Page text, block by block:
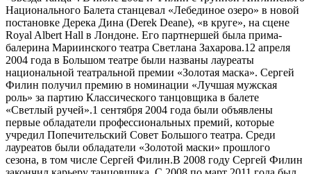
Национального Балета станцевал «Лебединое озеро» в новой
постановке Дерека Дина (Derek Deane), «в круге», на сцене
Royal Albert Hall в Лондоне. Его партнершей была прима-
балерина Мариинского театра Светлана Захарова.12 апреля
2004 года в Большом театре были названы лауреаты
национальной театральной премии «Золотая маска». Сергей
Филин получил премию в номинации «Лучшая мужская
роль» за партию Классического танцовщика в балете
«Светлый ручей».1 сентября 2004 года были объявлены
первые обладатели профессиональных премий, которые
учредил Попечительский Совет Большого театра. Среди
лауреатов были обладатели «Золотой маски» прошлого
сезона, в том числе Сергей Филин.В 2008 году Сергей Филин